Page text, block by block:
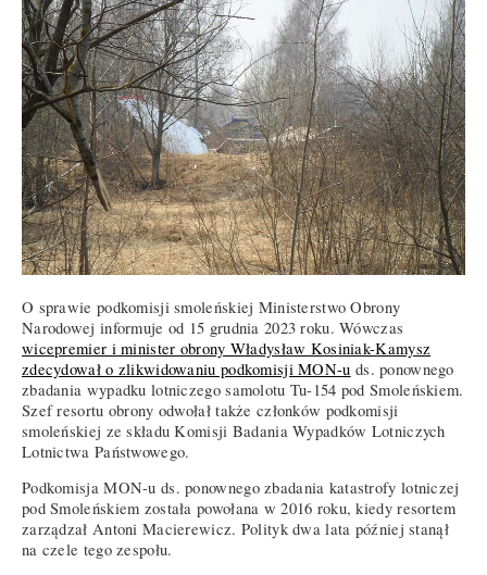
O sprawie podkomisji smoleńskiej Ministerstwo Obrony
Narodowej informuje od 15 grudnia 2023 roku. Wówczas
wicepremier i minister obrony Władysław Kosiniak-Kamysz
zdecydował o zlikwidowaniu podkomisji MON-u ds. ponownego
zbadania wypadku lotniczego samolotu Tu-154 pod Smoleńskiem.
Szef resortu obrony odwołał także członków podkomisji
smoleńskiej ze składu Komisji Badania Wypadków Lotniczych
Lotnictwa Państwowego.
Podkomisja MON-u ds. ponownego zbadania katastrofy lotniczej
pod Smoleńskiem została powołana w 2016 roku, kiedy resortem
zarządzał Antoni Macierewicz. Polityk dwa lata później stanął
na czele tego zespołu.